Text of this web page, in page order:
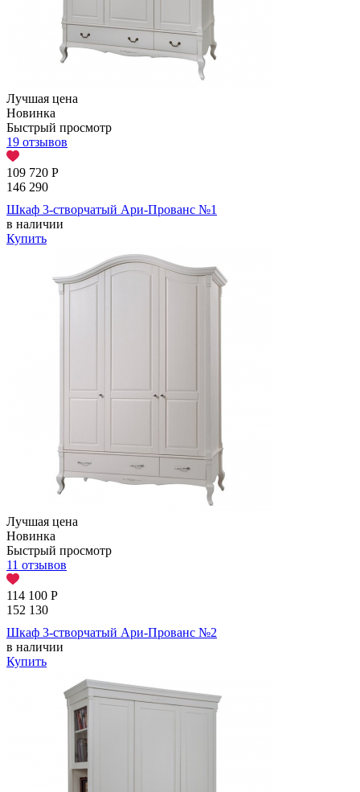
Лучшая цена
Новинка
Быстрый просмотр
19 отзывов
109 720 Р
146 290
Шкаф 3-створчатый Ари-Прованс №1
в наличии
Купить
Лучшая цена
Новинка
Быстрый просмотр
11 отзывов
114 100 Р
152 130
Шкаф 3-створчатый Ари-Прованс №2
в наличии
Купить